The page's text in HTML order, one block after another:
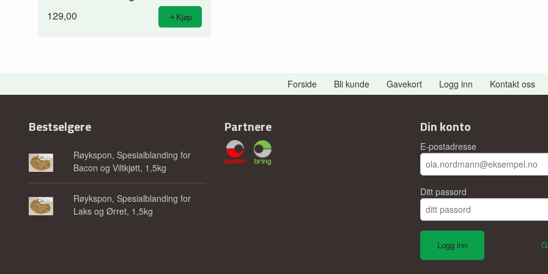
129,00 Kjøp
Forside Bli kunde Gavekort Logg inn Kontakt oss
Bestselgere
Røykspon, Spesialblanding for
Bacon og Viltkjøtt, 1,5kg
Røykspon, Spesialblanding for
Laks og Ørret, 1,5kg
Partnere Din konto
E-postadresse
Ditt passord